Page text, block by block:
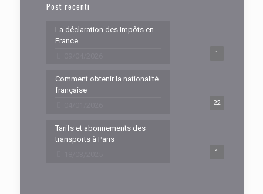
Post recenti
1
La déclaration des Impôts en
France
22
Comment obtenir la nationalité
française
1
Tarifs et abonnements des
transports à Paris